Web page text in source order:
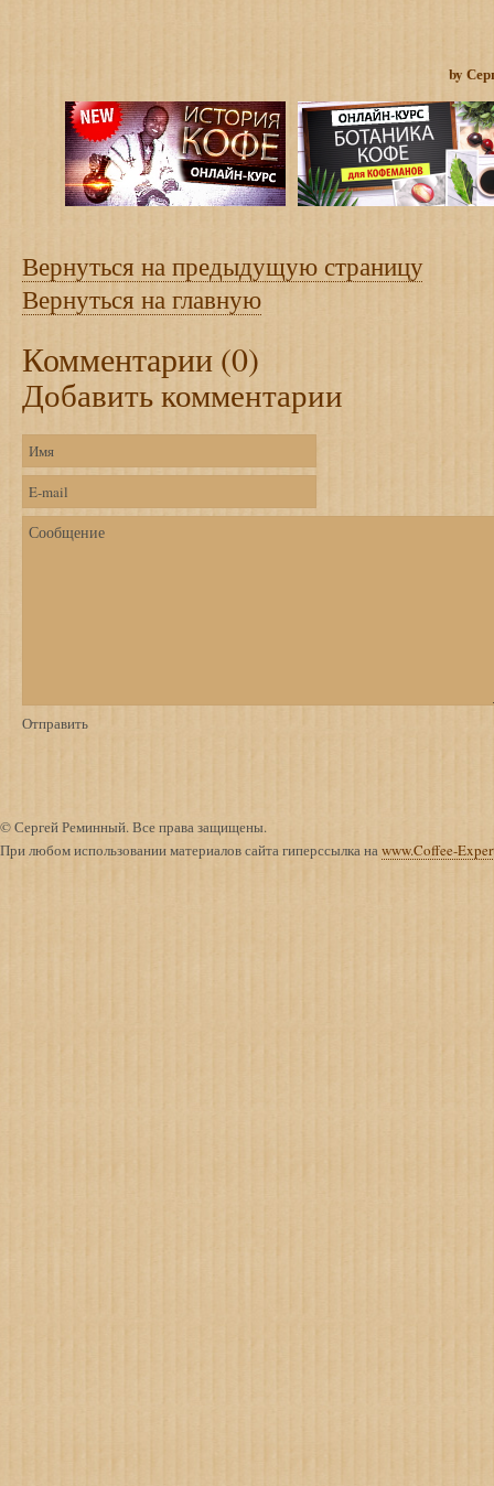
by
Вернуться на предыдущую страницу
Вернуться на главную
Комментарии (0)
Добавить комментарии
© Сергей Реминный. Все права защищены.
При любом использовании материалов сайта гиперссылка наwww.Coffee-